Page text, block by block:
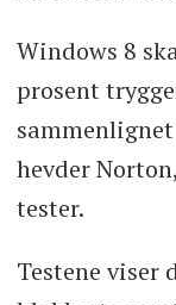
Windows 8
prosent
hevder
tester.
Testene viser